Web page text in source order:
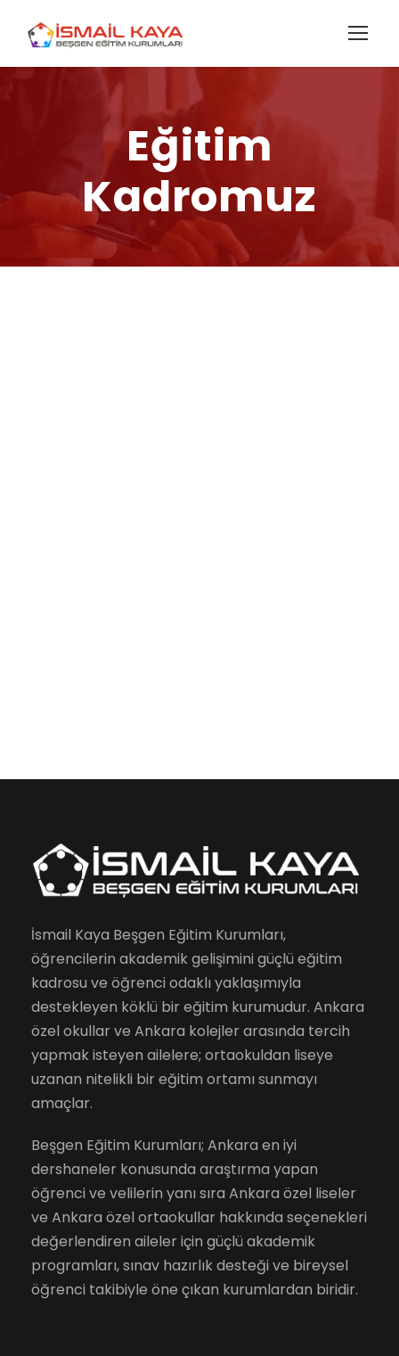
Eğitim
Kadromuz
İsmail Kaya Beşgen Eğitim Kurumları,
öğrencilerin akademik gelişimini güçlü eğitim
kadrosu ve öğrenci odaklı yaklaşımıyla
destekleyen köklü bir eğitim kurumudur. Ankara
özel okullar ve Ankara kolejler arasında tercih
yapmak isteyen ailelere; ortaokuldan liseye
uzanan nitelikli bir eğitim ortamı sunmayı
amaçlar.
Beşgen Eğitim Kurumları; Ankara en iyi
dershaneler konusunda araştırma yapan
öğrenci ve velilerin yanı sıra Ankara özel liseler
ve Ankara özel ortaokullar hakkında seçenekleri
değerlendiren aileler için güçlü akademik
programları, sınav hazırlık desteği ve bireysel
öğrenci takibiyle öne çıkan kurumlardan biridir.